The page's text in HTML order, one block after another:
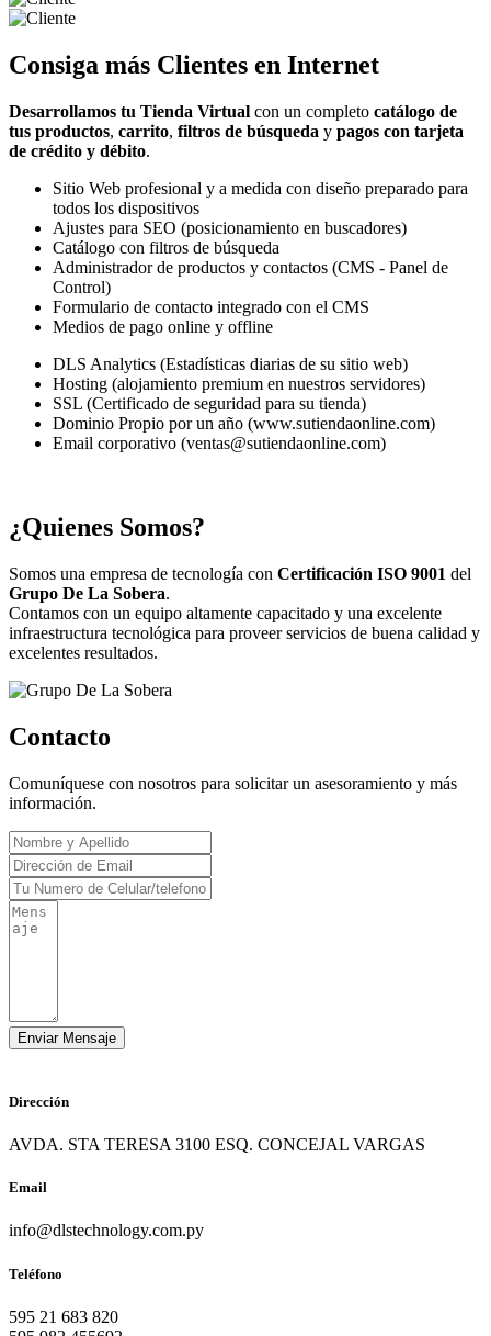
Consiga más Clientes en Internet
Desarrollamos tu Tienda Virtual con un completo catálogo de
tus productos, carrito, filtros de búsqueda y pagos con tarjeta
de crédito y débito.
Sitio Web profesional y a medida con diseño preparado para
todos los dispositivos
Ajustes para SEO (posicionamiento en buscadores)
Catálogo con filtros de búsqueda
Administrador de productos y contactos (CMS - Panel de
Control)
Formulario de contacto integrado con el CMS
Medios de pago online y offline
DLS Analytics (Estadísticas diarias de su sitio web)
Hosting (alojamiento premium en nuestros servidores)
SSL (Certificado de seguridad para su tienda)
Dominio Propio por un año (www.sutiendaonline.com)
Email corporativo (ventas@sutiendaonline.com)
¿Quienes Somos?
Somos una empresa de tecnología con Certificación ISO 9001 del
Grupo De La Sobera.
Contamos con un equipo altamente capacitado y una excelente
infraestructura tecnológica para proveer servicios de buena calidad y
excelentes resultados.
Contacto
Comuníquese con nosotros para solicitar un asesoramiento y más
información.
Dirección
AVDA. STA TERESA 3100 ESQ. CONCEJAL VARGAS
Email
info@dlstechnology.com.py
Teléfono
595 21 683 820